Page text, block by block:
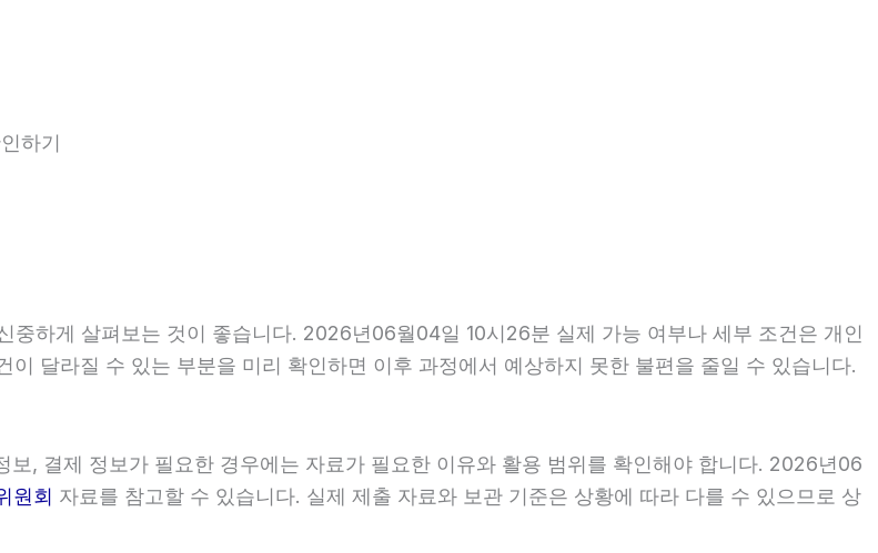
하기
하게 살펴보는 것이 좋습니다. 2026년06월04일 10시26분 실제 가능 여부나 세부 조건은 개인
달라질 수 있는 부분을 미리 확인하면 이후 과정에서 예상하지 못한 불편을 줄일 수 있습니다.
, 결제 정보가 필요한 경우에는 자료가 필요한 이유와 활용 범위를 확인해야 합니다. 2026년06
원회 자료를 참고할 수 있습니다. 실제 제출 자료와 보관 기준은 상황에 따라 다를 수 있으므로 상